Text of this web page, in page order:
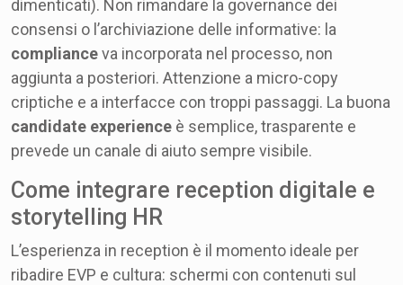
dimenticati). Non rimandare la governance dei
consensi o l’archiviazione delle informative: la
complianceva incorporata nel processo, non
aggiunta a posteriori. Attenzione a micro-copy
criptiche e a interfacce con troppi passaggi. La buona
candidate experience è semplice, trasparente e
prevede un canale di aiuto sempre visibile.
Come integrare reception digitale e
storytelling HR
L’esperienza in reception è il momento ideale per
ribadire EVP e cultura: schermi con contenuti sul